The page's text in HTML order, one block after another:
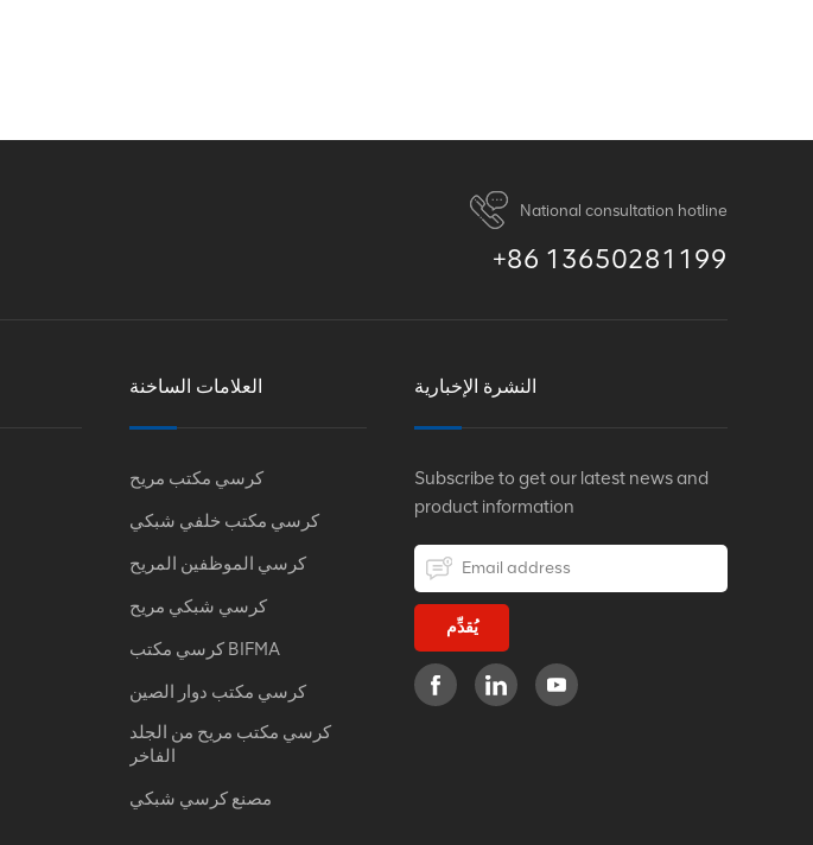
National consultation hotline
+86 13650281199
العلامات الساخنة
كرسي مكتب مريح
كرسي مكتب خلفي شبكي
كرسي الموظفين المريح
كرسي شبكي مريح
كرسي مكتب BIFMA
كرسي مكتب دوار الصين
كرسي مكتب مريح من الجلد
الفاخر
مصنع كرسي شبكي
النشرة الإخبارية
Subscribe to get our latest news and
product information
يُقدِّم